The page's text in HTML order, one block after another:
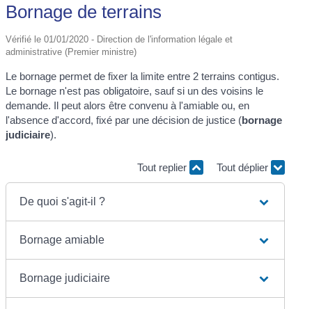
Bornage de terrains
Vérifié le 01/01/2020 - Direction de l'information légale et
administrative (Premier ministre)
Le bornage permet de fixer la limite entre 2 terrains contigus.
Le bornage n'est pas obligatoire, sauf si un des voisins le
demande. Il peut alors être convenu à l'amiable ou, en
l'absence d'accord, fixé par une décision de justice (bornage
judiciaire).
Tout replier Tout déplier
De quoi s'agit-il ?
Bornage amiable
Bornage judiciaire